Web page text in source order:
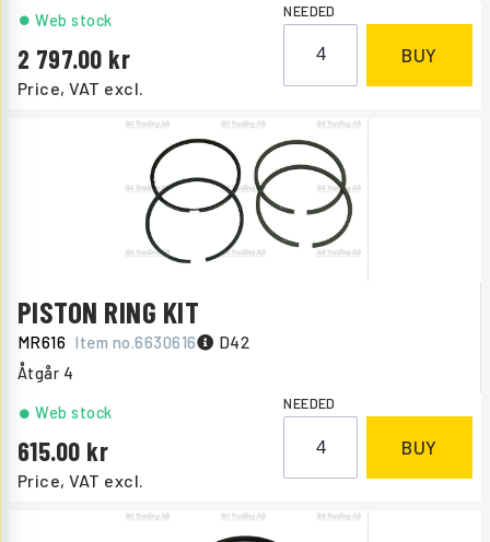
Price, VAT excl.
2 797.00
Web stock NEEDED
BUY
PISTON RING KIT
MR616 Item no.6630616 D42
Åtgår 4
Price, VAT excl.
615.00
Web stock NEEDED
BUY